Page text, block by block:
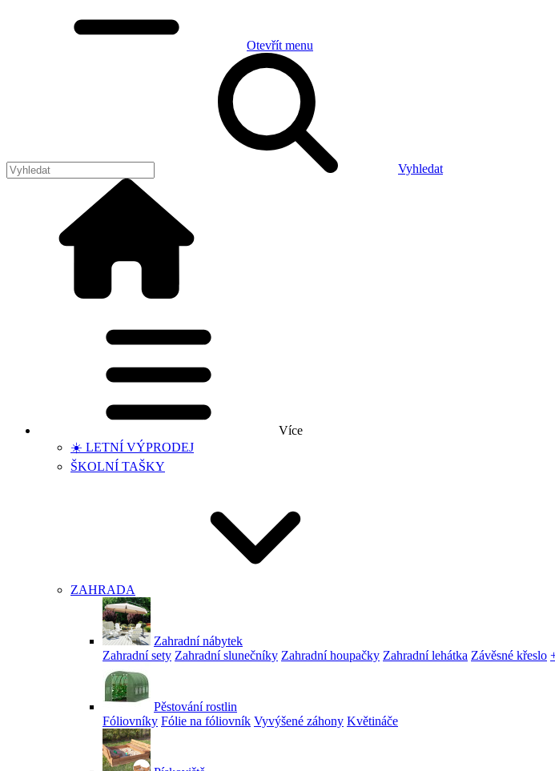
Otevřít menu
Vyhledat
Více
☀️ LETNÍ VÝPRODEJ
ŠKOLNÍ TAŠKY
ZAHRADA
Zahradní nábytek
Zahradní sety Zahradní slunečníky Zahradní houpačky Zahradní lehátka Závěsné křeslo
Pěstování rostlin
Fóliovníky Fólie na fóliovník Vyvýšené záhony Květináče